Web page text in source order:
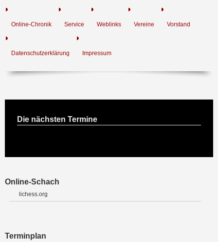
Online-Chronik Service Weblinks Vereine Vorstand
Datenschutzerklärung Impressum
Die nächsten Termine
Online-Schach
lichess.org
Terminplan